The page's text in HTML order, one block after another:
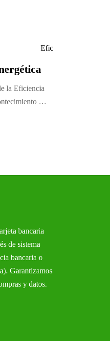
la Eficiencia
…
bancaria
de sistema
bancaria o
Garantizamos
y datos.